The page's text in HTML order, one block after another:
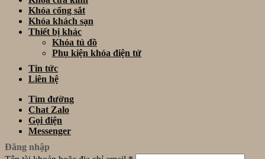
Khóa cổng sắt
Khóa khách sạn
Thiết bị khác
Khóa tủ đồ
Phụ kiện khóa điện tử
Tin tức
Liên hệ
Tìm đường
Chat Zalo
Gọi điện
Messenger
Đăng nhập